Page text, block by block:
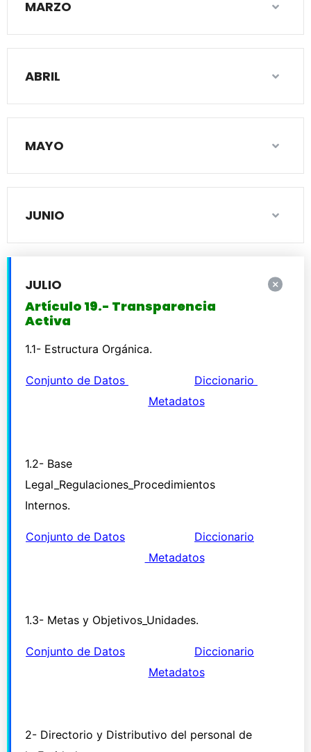
MARZO
ABRIL
MAYO
JUNIO
JULIO
Artículo 19.- Transparencia
Activa
1.1- Estructura Orgánica.
Conjunto de Datos
Diccionario
Metadatos
1.2- Base
Legal_Regulaciones_Procedimientos
Internos.
Conjunto de Datos
Diccionario
Metadatos
1.3- Metas y Objetivos_Unidades.
Conjunto de Datos
Diccionario
Metadatos
2- Directorio y Distributivo del personal de